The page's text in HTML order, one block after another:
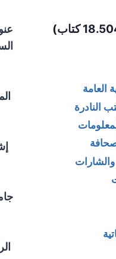
العامة
النادرة
والشارات